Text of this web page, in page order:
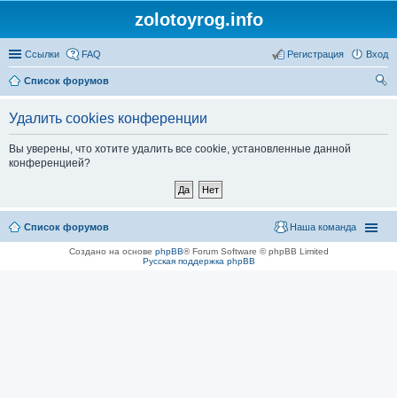
zolotoyrog.info
Ссылки FAQ Вход
Регистрация
Список форумов
Удалить cookies конференции
Вы уверены, что хотите удалить все cookie, установленные данной
конференцией?
Список форумов Наша команда
Создано на основе phpBB® Forum Software © phpBB Limited
Русская поддержка phpBB